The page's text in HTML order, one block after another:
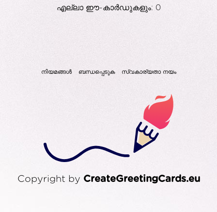
എല്ലാ ഈ-കാർഡുകളും: 0
നിയമങ്ങൾ ബന്ധപ്പെടുക സ്വകാര്യതാ നയം
Copyright by CreateGreetingCards.eu